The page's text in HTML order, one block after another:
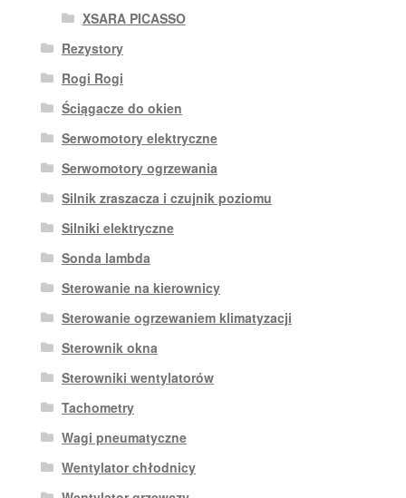
XSARA PICASSO
Rezystory
Rogi Rogi
Ściągacze do okien
Serwomotory elektryczne
Serwomotory ogrzewania
Silnik zraszacza i czujnik poziomu
Silniki elektryczne
Sonda lambda
Sterowanie na kierownicy
Sterowanie ogrzewaniem klimatyzacji
Sterownik okna
Sterowniki wentylatorów
Tachometry
Wagi pneumatyczne
Wentylator chłodnicy